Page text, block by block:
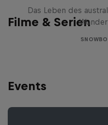
Filme & Serien
Das Leben des
Events